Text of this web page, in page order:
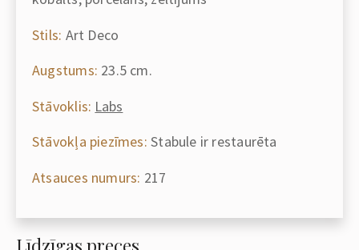
Stils: Art Deco
Augstums: 23.5 cm.
Stāvoklis: Labs
Stāvokļa piezīmes: Stabule ir restaurēta
Atsauces numurs: 217
Līdzīgas preces